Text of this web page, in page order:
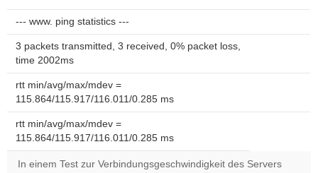
--- www. ping statistics ---
3 packets transmitted, 3 received, 0% packet loss,
time 2002ms
rtt min/avg/max/mdev =
115.864/115.917/116.011/0.285 ms
rtt min/avg/max/mdev =
115.864/115.917/116.011/0.285 ms
In einem Test zur Verbindungsgeschwindigkeit des Servers